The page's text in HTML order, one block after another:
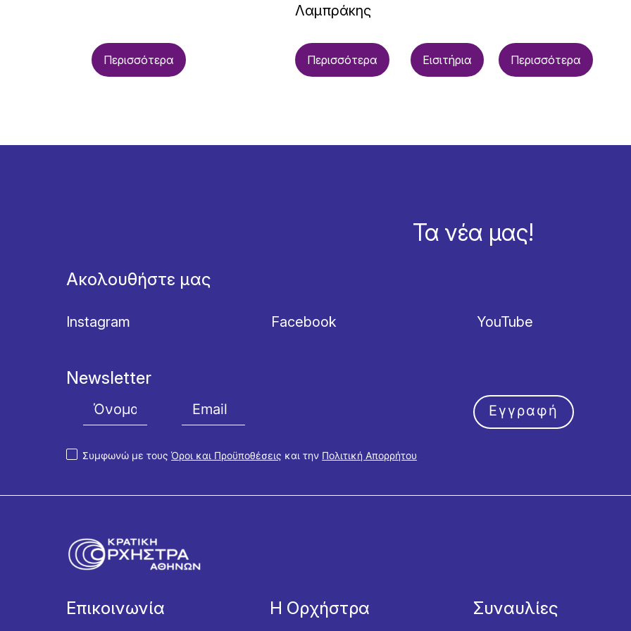
Περισσότερα
Λαμπράκης
Περισσότερα Εισιτήρια Περισσότερα
Τα νέα μας!
Ακολουθήστε μας
Instagram Facebook YouTube
Newsletter
Συμφωνώ με τουςΌροι και Προϋποθέσεις και την Πολιτική Απορρήτου
Εγγραφή
Επικοινωνία Η Ορχήστρα Συναυλίες